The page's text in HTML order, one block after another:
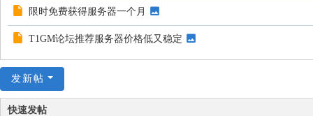
限时免费获得服务器一个月
T1GM论坛推荐服务器价格低又稳定
发新帖
快速发帖